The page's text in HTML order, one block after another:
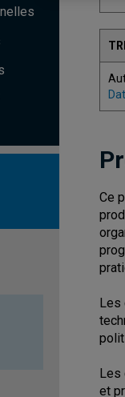
Ce
Les
Les
et